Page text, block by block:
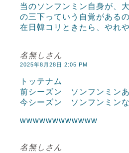
当のソンフンミン自身が、
の三下っていう自覚がある
在日韓コリときたら、やれ
名無しさん
2025年8月28日 2:05 PM
トッテナム
前シーズン ソンフンミン
今シーズン ソンフンミン
wwwwwwwwwwww
名無しさん